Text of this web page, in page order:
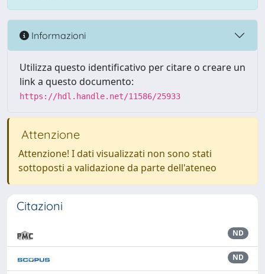
Informazioni
Utilizza questo identificativo per citare o creare un
link a questo documento:
https://hdl.handle.net/11586/25933
Attenzione
Attenzione! I dati visualizzati non sono stati
sottoposti a validazione da parte dell'ateneo
Citazioni
ND
ND